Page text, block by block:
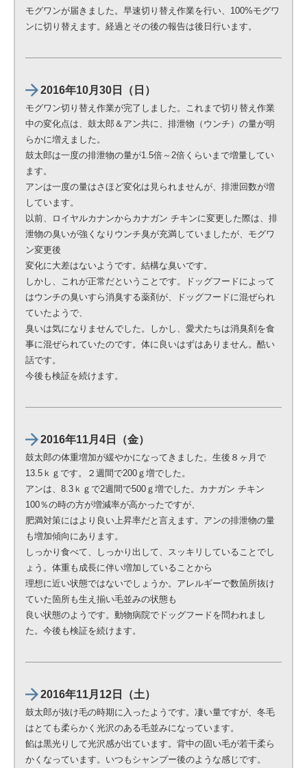
モグワンが届きました。早速切り替え作業を行い、100%モグワ
ンに切り替えます。経過とその後の報告は後日行います。
2016年10月30日（日）
モグワン切り替え作業が完了しました。これまで切り替え作業
中の変化点は、鼓太郎＆アン共に、排泄物（ウンチ）の量が明
らかに増えました。
鼓太郎は一度の排泄物の量が1.5倍～2倍くらいまで増量してい
ます。
アンは一度の量はさほど変化は見られませんが、排泄回数が増
しています。
以前、ロイヤルカナンからカナガン チキンに変更した際は、排
泄物の臭いが強くなりウンチ臭が充満していましたが、モグワ
ン変更後
変化に大差はないようです。結構な臭いです。
しかし、これが正常だということです。ドッグフードによって
はウンチの臭いすら消臭する薬剤が、ドッグフードに混ぜられ
ていたようで、
臭いは気になりませんでした。しかし、愛犬たちは消臭剤を食
事に混ぜられていたのです。体に良いはずはありません。酷い
話です。
今後も検証を続けます。
2016年11月4日（金）
鼓太郎の体重増加が緩やかになってきました。生後８ヶ月で
13.5ｋｇです。２週間で200ｇ増でした。
アンは、8.3ｋｇで2週間で500ｇ増でした。カナガン チキン
100％の時の方が増減率が高かったですが、
肥満対策にはより良い上昇率だと言えます。アンの排泄物の量
も増加傾向にあります。
しっかり食べて、しっかり出して、スッキリしていることでし
ょう。体重も成長に伴い増加していることから
理想に近い状態ではないでしょうか。アレルギーで数箇所抜け
ていた箇所も生え揃い毛並みの状態も
良い状態のようです。動物病院でドッグフードを問われまし
た。今後も検証を続けます。
2016年11月12日（土）
鼓太郎が抜け毛の時期に入ったようです。凄い量ですが、冬毛
はとても柔らかく光沢のある毛並みになっています。
餡は黒光りして光沢感が出ています。背中の固い毛が若干柔ら
かくなっています。いつもシャンプー後のような感じです。